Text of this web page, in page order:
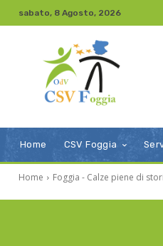
sabato, 8 Agosto, 2026
Home CSV Foggia
Home Foggia - Calze piene di